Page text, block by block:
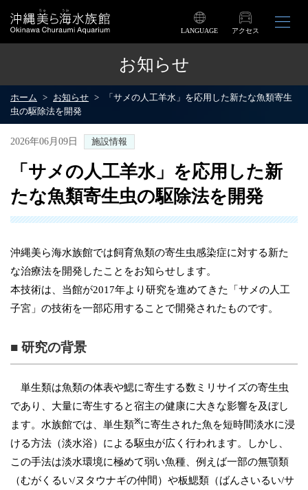
LANGUAGE アクセス
お知らせ
ホーム お知らせ
「サメの人工羊水」を応用した新たな魚類寄生
虫の駆除法を開発
2026年06月09日 施設情報
「サメの人工羊水」を応用した新
たな魚類寄生虫の駆除法を開発
沖縄美ら海水族館では飼育魚類の寄生虫感染症に対する新た
な治療法を開発したことをお知らせします。
本技術は、当館が2017年より研究を進めてきた「サメの人工
子宮」の技術を一部応用することで開発されたものです。
■ 研究の背景
単生類は魚類の体表や鰓に寄生する数ミリサイズの寄生虫
であり、大量に寄生すると宿主の健康に大きな影響を及ぼし
ます。水族館では、単生類※に寄生された魚を短時間淡水に浸
ける方法（淡水浴）による駆虫が広く行われます。しかし、
この手法は淡水環境に極めて弱い魚種、例えば一部の無顎類
（むがくるい/ヌタウナギの仲間）や板鰓類（ばんさいるい/サ